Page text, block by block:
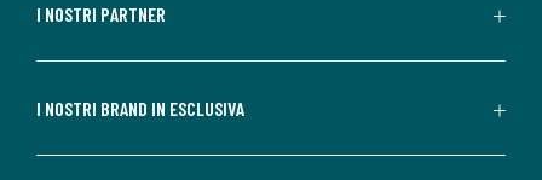
I NOSTRI PARTNER
I NOSTRI BRAND IN ESCLUSIVA